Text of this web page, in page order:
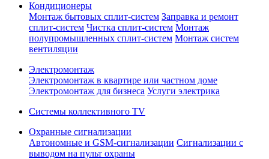
Кондиционеры
Монтаж бытовых сплит-систем Заправка и ремонт
сплит-систем Чистка сплит-систем Монтаж
полупромышленных сплит-систем Монтаж систем
вентиляции
Электромонтаж
Электромонтаж в квартире или частном доме
Электромонтаж для бизнеса Услуги электрика
Системы коллективного TV
Охранные сигнализации
Автономные и GSM-сигнализации Сигнализации с
выводом на пульт охраны